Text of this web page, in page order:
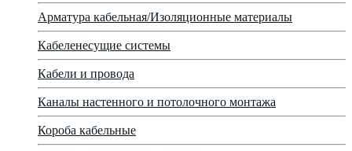
Арматура кабельная/Изоляционные материалы
Кабеленесущие системы
Кабели и провода
Каналы настенного и потолочного монтажа
Короба кабельные